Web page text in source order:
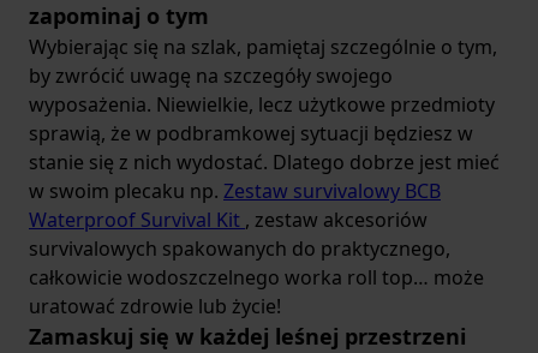
zapominaj o tym
Wybierając się na szlak, pamiętaj szczególnie o tym,
by zwrócić uwagę na szczegóły swojego
wyposażenia. Niewielkie, lecz użytkowe przedmioty
sprawią, że w podbramkowej sytuacji będziesz w
stanie się z nich wydostać. Dlatego dobrze jest mieć
w swoim plecaku np. Zestaw survivalowy BCB
Waterproof Survival Kit , zestaw akcesoriów
survivalowych spakowanych do praktycznego,
całkowicie wodoszczelnego worka roll top… może
uratować zdrowie lub życie!
Zamaskuj się w każdej leśnej przestrzeni